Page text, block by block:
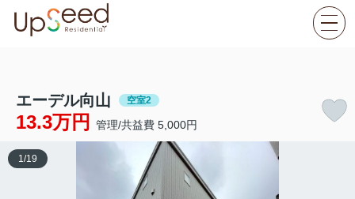
エーデル向山 空室2
13.3万円 管理/共益費 5,000円
1 /19